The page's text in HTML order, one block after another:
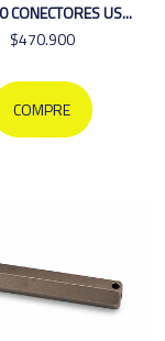
CONECTORES US...
$470.900
COMPRE